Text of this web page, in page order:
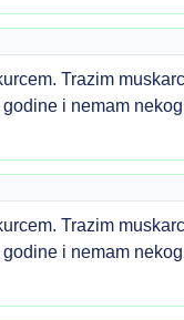
Trazim
i nemam
Trazim
i nemam